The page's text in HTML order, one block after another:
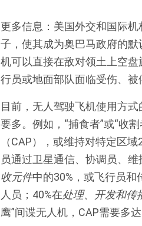
更多信息：美国外交和国际
子，使其成为奥巴马政府的
机可以直接在敌对领土上空
行员或地面部队面临受伤、被
目前，无人驾驶飞机使用方
要多。例如，“捕食者”或“收
（CAP），或维持对特定区
员通过卫星通信、协调员、
收元件中的30%，或飞行员
人员；40%在处理、开发和传
鹰”间谍无人机，CAP需要多